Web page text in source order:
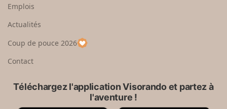
e
u
p
a
Emplois
Actualités
Coup de pouce 2026
Contact
Téléchargez l'application Visorando et partez à
l'aventure !